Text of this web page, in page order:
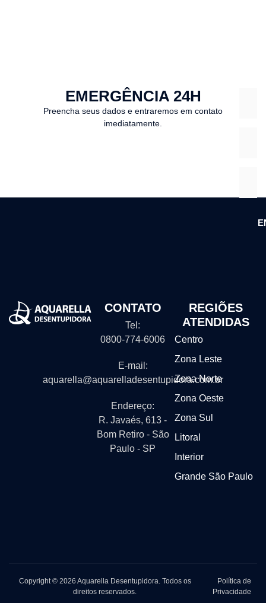
EMERGÊNCIA 24H
Preencha seus dados e entraremos em contato
imediatamente.
CONTATO
Tel:
0800-774-6006
E-mail:
aquarella@aquarelladesentupidora.com.br
Endereço:
R. Javaés, 613 -
Bom Retiro - São
Paulo - SP
REGIÕES
ATENDIDAS
Centro
Zona Leste
Zona Norte
Zona Oeste
Zona Sul
Litoral
Interior
Grande São Paulo
Copyright © 2026 Aquarella Desentupidora. Todos os
direitos reservados.
Política de
Privacidade